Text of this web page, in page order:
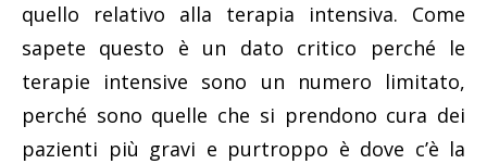
quello relativo alla terapia intensiva. Come
sapete questo è un dato critico perché le
terapie intensive sono un numero limitato,
perché sono quelle che si prendono cura dei
pazienti più gravi e purtroppo è dove c’è la